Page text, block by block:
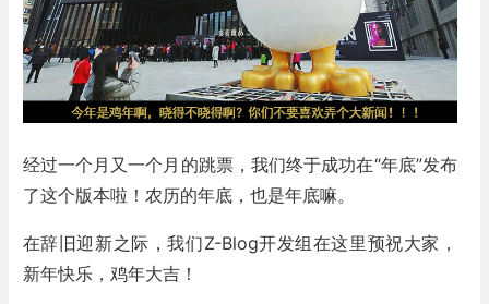
经过一个月又一个月的跳票，我们终于成功在“年底”发布
了这个版本啦！农历的年底，也是年底嘛。
在辞旧迎新之际，我们Z-Blog开发组在这里预祝大家，
新年快乐，鸡年大吉！